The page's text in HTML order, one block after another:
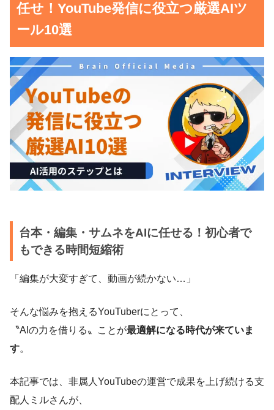
任せ！YouTube発信に役立つ厳選AIツ
ール10選
台本・編集・サムネをAIに任せる！初心者で
もできる時間短縮術
「編集が大変すぎて、動画が続かない…」
そんな悩みを抱えるYouTuberにとって、
〝AIの力を借りる〟ことが最適解になる時代が来ていま
す。
本記事では、非属人YouTubeの運営で成果を上げ続ける支
配人ミルさんが、